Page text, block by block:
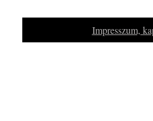
Impresszum,